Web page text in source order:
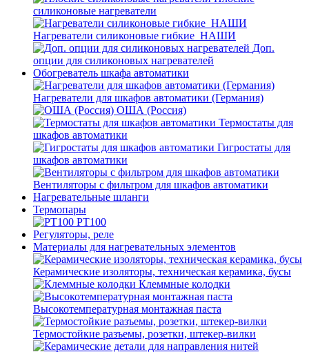
силиконовые нагреватели
Нагреватели силиконовые гибкие_НАШИ
Доп.
опции для силиконовых нагревателей
Обогреватель шкафа автоматики
Нагреватели для шкафов автоматики (Германия)
ОША (Россия)
Термостаты для
шкафов автоматики
Гигростаты для
шкафов автоматики
Вентиляторы с фильтром для шкафов автоматики
Нагревательные шланги
Термопары
PT100
Регуляторы, реле
Материалы для нагревательных элементов
Керамические изоляторы, техническая керамика, бусы
Клеммные колодки
Высокотемпературная монтажная паста
Термостойкие разъемы, розетки, штекер-вилки